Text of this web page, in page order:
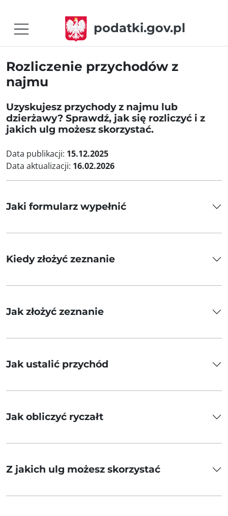
podatki.gov.pl
Rozliczenie przychodów z
najmu
Uzyskujesz przychody z najmu lub
dzierżawy? Sprawdź, jak się rozliczyć i z
jakich ulg możesz skorzystać.
Data publikacji: 15.12.2025
Data aktualizacji: 16.02.2026
Jaki formularz wypełnić
Kiedy złożyć zeznanie
Jak złożyć zeznanie
Jak ustalić przychód
Jak obliczyć ryczałt
Z jakich ulg możesz skorzystać